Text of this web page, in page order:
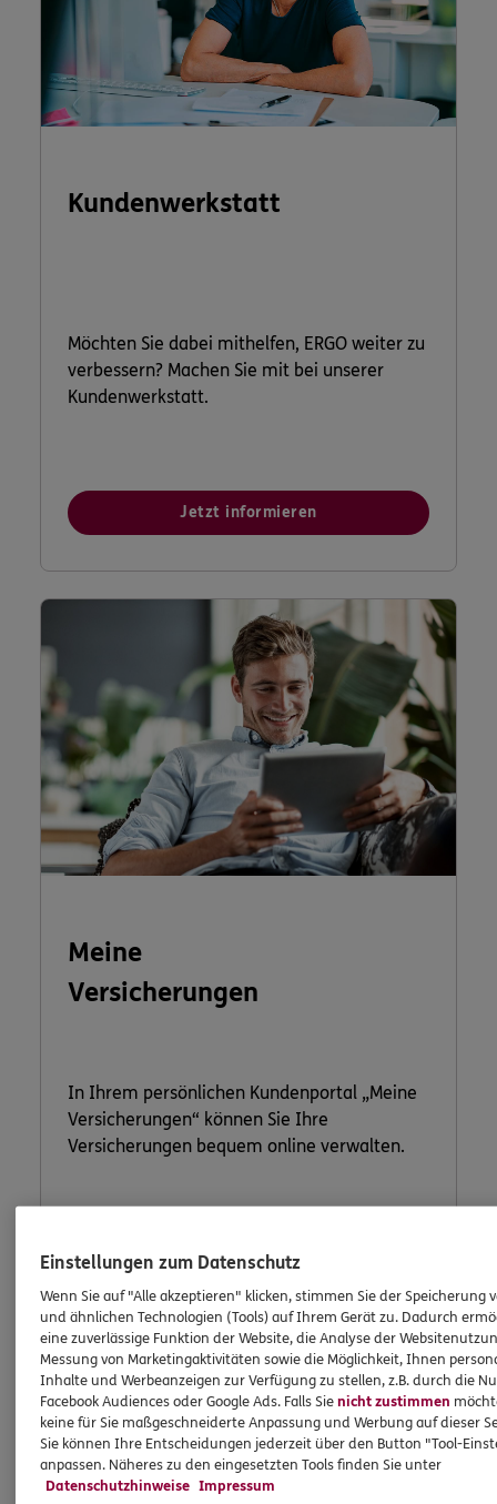
Kundenwerkstatt
Möchten Sie dabei mithelfen, ERGO weiter zu
verbessern? Machen Sie mit bei unserer
Kundenwerkstatt.
Jetzt informieren
Meine
Versicherungen
In Ihrem persönlichen Kundenportal „Meine
Versicherungen“ können Sie Ihre
Versicherungen bequem online verwalten.
Einstellungen zum Datenschutz
Wenn Sie auf "Alle akzeptieren" klicken, stimmen Sie der Speicherung
und ähnlichen Technologien (Tools) auf Ihrem Gerät zu. Dadurch
eine zuverlässige Funktion der Website, die Analyse der
Messung von Marketingaktivitäten sowie die Möglichkeit, Ihnen
Inhalte und Werbeanzeigen zur Verfügung zu stellen, z.B. durch die
Facebook Audiences oder Google Ads. Falls Sienicht zustimmen
keine für Sie maßgeschneiderte Anpassung und Werbung auf dieser
Sie können Ihre Entscheidungen jederzeit über den Button "Tool-
anpassen. Näheres zu den eingesetzten Tools finden Sie unter
Datenschutzhinweise Impressum